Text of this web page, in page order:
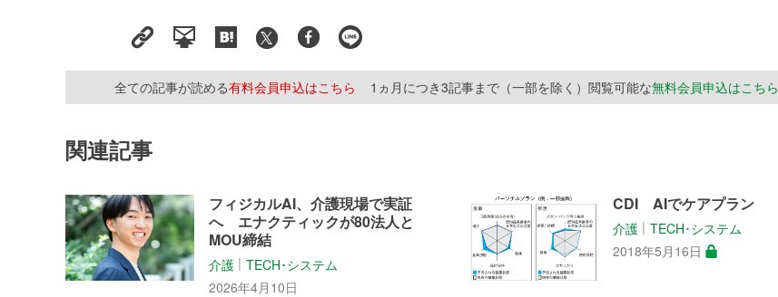
全ての記事が読める有料会員申込はこちら 1ヵ月につき3記事まで（一部を除く）閲覧可能な無料会員申込はこちら
関連記事
フィジカルAI、介護現場で実証
へ エナクティックが80法人と
MOU締結
介護 │TECH･システム
2026年4月10日
CDI AIでケアプラン
介護 │TECH･システム
2018年5月16日